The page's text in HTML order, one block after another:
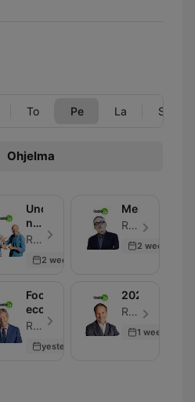
To Pe La Su
Ohjelma
Uno,
nessuno,
100Milan
Radio 24 - Jakso 30
2 weeks ago
Melog
Radio 24 - Jakso 30
2 weeks ago
Focus
economia
Radio 24 - Jakso 33
yesterday
2024
Radio 24 - Jakso 30
1 week ago